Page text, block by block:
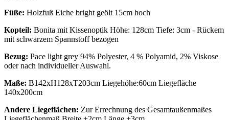
Füße: Holzfuß Eiche bright geölt 15cm hoch
Kopteil: Bonita mit Kissenoptik Höhe: 128cm Tiefe: 3cm - Rückem
mit schwarzem Spannstoff bezogen
Bezug: Pace light grey 94% Polyester, 4 % Polyamid, 2% Viskose
oder nach individueller Auswahl.
Maße: B142xH128xT203cm Liegehöhe:60cm Liegefläche
140x200cm
Andere Liegeflächen: Zur Errechnung des Gesamtaußenmaßes